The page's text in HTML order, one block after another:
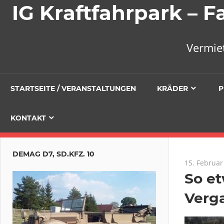
IG Kraftfahrpark –
STARTSEITE / VERANSTALTUNGEN KRÄDER
KONTAKT
15.
So
DEMAG D7, SD.KFZ. 10